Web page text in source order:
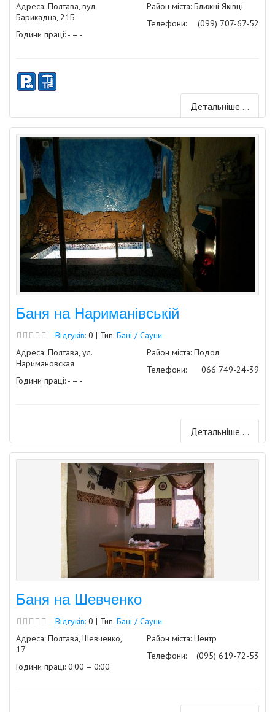
Адреса: Полтава, вул.
Барикадна, 21Б
Години праці: - – -
Район міста: Ближні Яківці
Телефони:
(099) 707-67-52
Детальніше ...
Баня на Нариманівській
Відгуків: 0 | Тип: Бані / Сауни
Адреса: Полтава, ул.
Наримановская
Години праці: - – -
Район міста: Подол
Телефони:
066 749-24-39
Детальніше ...
Баня на Шевченко
Відгуків: 0 | Тип: Бані / Сауни
Адреса: Полтава, Шевченко,
17
Години праці: 0:00 – 0:00
Район міста: Центр
Телефони:
(095) 619-72-53